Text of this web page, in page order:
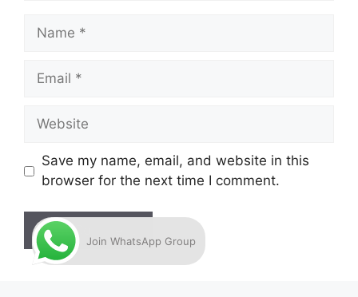
Name
Email
Website
Save my name, email, and website in this
browser for the next time I comment.
Join WhatsApp Group